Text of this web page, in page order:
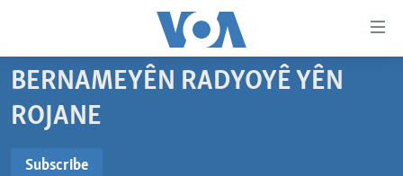
Yekser
here
naveroka
Yekser
NÛÇE
VÎDYO GALERÎ
HERÊMÊN KURDAN
BERNAMEYÊN RADYOYÊ YÊN
ROJANE
Subscribe